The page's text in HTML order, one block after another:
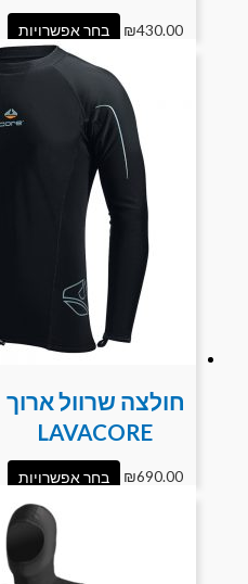
₪430.00 בחר אפשרויות
חולצה שרוול ארוך
LAVACORE
₪690.00 בחר אפשרויות